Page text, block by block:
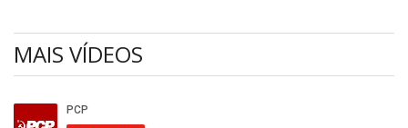
MAIS VÍDEOS